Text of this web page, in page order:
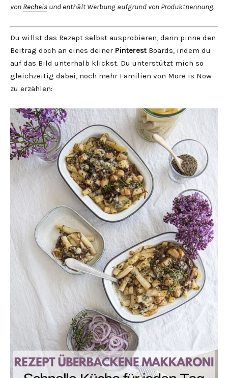
von Recheis und enthält Werbung aufgrund von Produktnennung.
Du willst das Rezept selbst ausprobieren, dann pinne den
Beitrag doch an eines deiner Pinterest Boards, indem du
auf das Bild unterhalb klickst. Du unterstützt mich so
gleichzeitig dabei, noch mehr Familien von More is Now
zu erzählen: